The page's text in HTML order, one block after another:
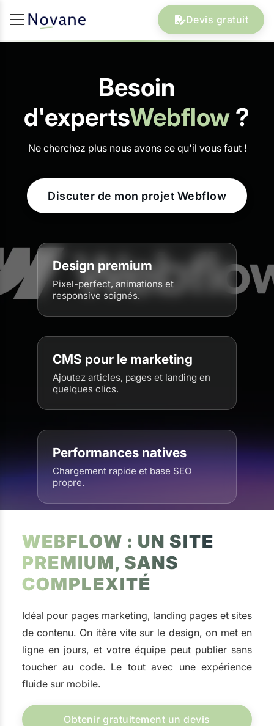
Devis gratuit
Besoin
d'expertsWebflow ?
Ne cherchez plus nous avons ce qu'il vous faut !
Discuter de mon projet Webflow
Design premium
Pixel-perfect, animations et
responsive soignés.
CMS pour le marketing
Ajoutez articles, pages et landing en
quelques clics.
Performances natives
Chargement rapide et base SEO
propre.
WEBFLOW : UN SITE
PREMIUM, SANS
COMPLEXITÉ
Idéal pour pages marketing, landing pages et sites
de contenu. On itère vite sur le design, on met en
ligne en jours, et votre équipe peut publier sans
toucher au code. Le tout avec une expérience
fluide sur mobile.
Obtenir gratuitement un devis